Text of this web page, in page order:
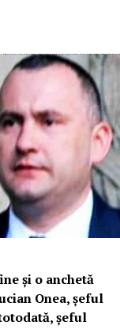
și o anchetă
Onea, șeful
șeful